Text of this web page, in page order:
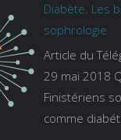
le site de
https://
ons/les-
questions-
Diabète. Les
sophrologie
Article du
29 mai 2018
Finistériens
comme